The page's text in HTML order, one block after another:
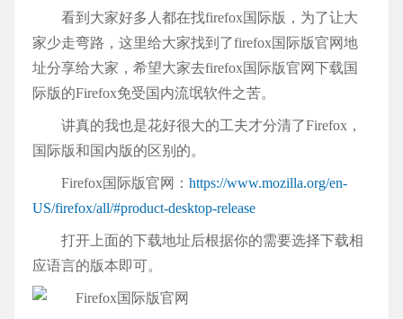
看到大家好多人都在找firefox国际版，为了让大
家少走弯路，这里给大家找到了firefox国际版官网地
址分享给大家，希望大家去firefox国际版官网下载国
际版的Firefox免受国内流氓软件之苦。
讲真的我也是花好很大的工夫才分清了Firefox，
国际版和国内版的区别的。
Firefox国际版官网： https://www.mozilla.org/en-
US/firefox/all/#product-desktop-release
打开上面的下载地址后根据你的需要选择下载相
应语言的版本即可。